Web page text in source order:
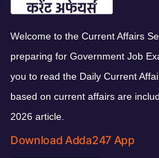
Welcome to the Current Affairs
preparing for Government Job
you to read the Daily Current
based on current affairs are
2026 article.
Download Adda247 App